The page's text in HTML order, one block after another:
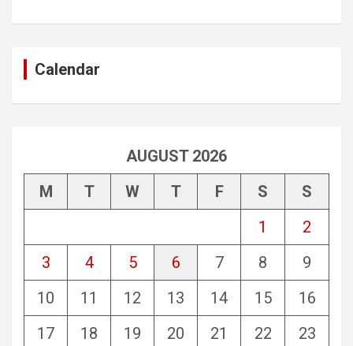
Calendar
AUGUST 2026
M
T W T F S
S
1
2
3
4 5 6 7 8
9
10
11 12 13 14 15
16
17
18 19 20 21 22
23